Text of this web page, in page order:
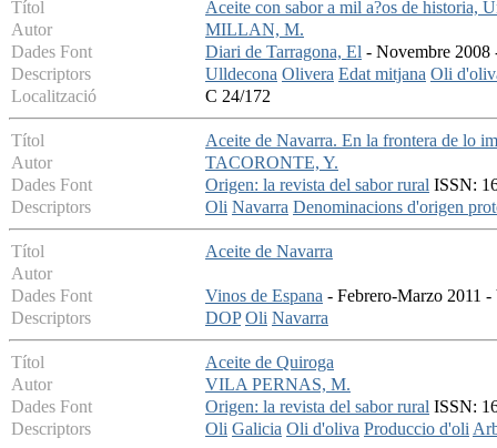
Títol
Aceite con sabor a mil a?os de historia,
Autor
MILLAN, M.
Dades Font
Diari de Tarragona, El - Novembre
Descriptors
Ulldecona Olivera Edat mitjana Oli
Localització
C 24/172
Títol
Aceite de Navarra. En la frontera de lo
Autor
TACORONTE, Y.
Dades Font
Origen: la revista del sabor rural ISSN:
Descriptors
Oli Navarra Denominacions d'origen
Títol
Aceite de Navarra
Autor
Dades Font
Vinos de Espana - Febrero-Marzo 2011
Descriptors
DOP Oli Navarra
Títol
Aceite de Quiroga
Autor
VILA PERNAS, M.
Dades Font
Origen: la revista del sabor rural ISSN:
Descriptors
Oli Galicia Oli d'oliva Produccio d'oli